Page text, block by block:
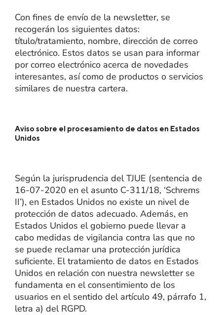
Con fines de envío de la newsletter, se
recogerán los siguientes datos:
título/tratamiento, nombre, dirección de correo
electrónico. Estos datos se usan para informar
por correo electrónico acerca de novedades
interesantes, así como de productos o servicios
similares de nuestra cartera.
Aviso sobre el procesamiento de datos en Estados
Unidos
Según la jurisprudencia del TJUE (sentencia de
16-07-2020 en el asunto C-311/18, ‘Schrems
II’), en Estados Unidos no existe un nivel de
protección de datos adecuado. Además, en
Estados Unidos el gobierno puede llevar a
cabo medidas de vigilancia contra las que no
se puede reclamar una protección jurídica
suficiente. El tratamiento de datos en Estados
Unidos en relación con nuestra newsletter se
fundamenta en el consentimiento de los
usuarios en el sentido del artículo 49, párrafo 1,
letra a) del RGPD.